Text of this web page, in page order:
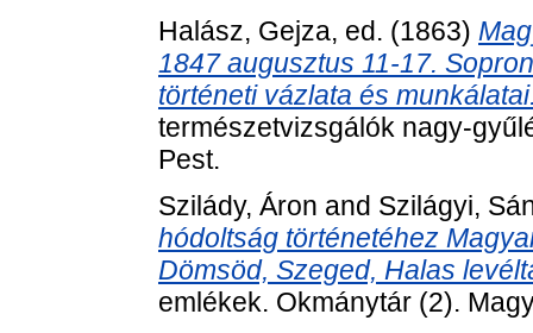
Halász, Gejza, ed. (1863)
1847 augusztus 11-17.
történeti vázlata és
természetvizsgálók nagy-
Pest.
Szilády, Áron and Szilágyi,
hódoltság történetéhez
Dömsöd, Szeged, Halas
emlékek. Okmánytár (2).